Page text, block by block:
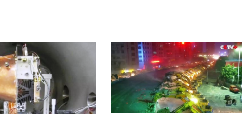
να αναπτύξει δεν ξεπερνά τα 20 km/h.